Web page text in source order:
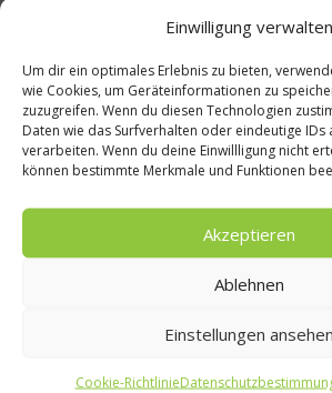
Einwilligung verwalten
Um dir ein optimales Erlebnis zu bieten,
wie Cookies, um Geräteinformationen zu
zuzugreifen. Wenn du diesen Technologien
Daten wie das Surfverhalten oder eindeutige IDs
verarbeiten. Wenn du deine Einwillligung nicht
können bestimmte Merkmale und Funktionen
Akzeptieren
Ablehnen
Einstellungen ansehen
Cookie-Richtlinie
–
2.0
2013
Was isst Deutschland